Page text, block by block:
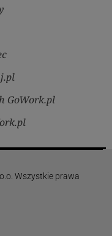
GoWork.pl
Wszystkie prawa